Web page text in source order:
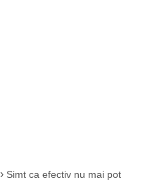
› Simt ca efectiv nu mai pot